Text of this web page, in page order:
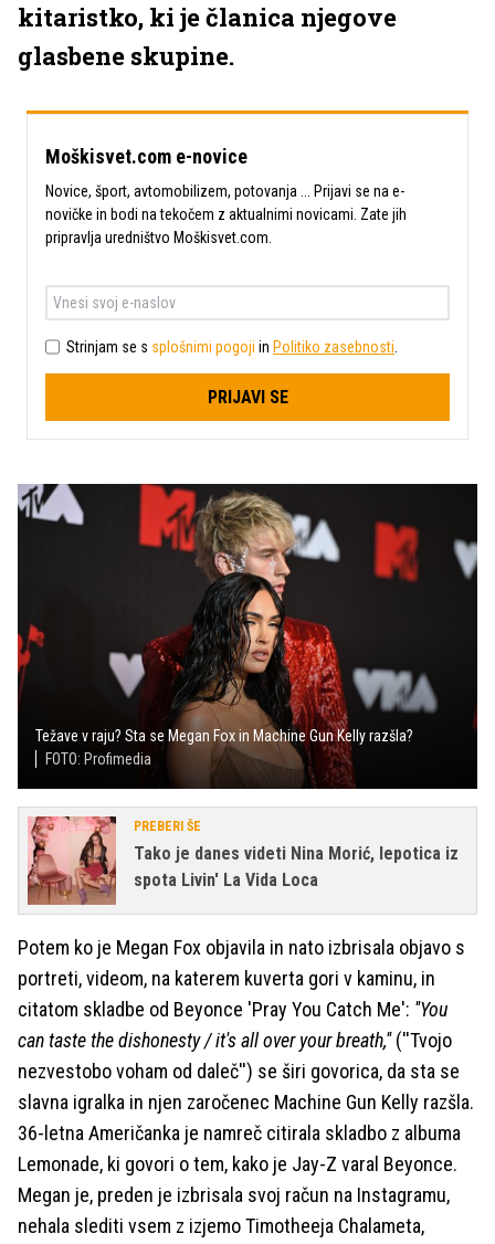
kitaristko, ki je članica njegove
glasbene skupine.
Moškisvet.com e-novice
Novice, šport, avtomobilizem, potovanja ... Prijavi se na e-
novičke in bodi na tekočem z aktualnimi novicami. Zate jih
pripravlja uredništvo Moškisvet.com.
Strinjam se s splošnimi pogoji in Politiko zasebnosti
PRIJAVI SE
Težave v raju? Sta se Megan Fox in Machine Gun Kelly razšla?
FOTO: Profimedia
PREBERI ŠE
Tako je danes videti Nina Morić, lepotica iz
spota Livin' La Vida Loca
Potem ko je Megan Fox objavila in nato izbrisala objavo s
portreti, videom, na katerem kuverta gori v kaminu, in
citatom skladbe od Beyonce 'Pray You Catch Me': ''You
can taste the dishonesty / it's all over your breath,''(''Tvojo
nezvestobo voham od daleč'') se širi govorica, da sta se
slavna igralka in njen zaročenec Machine Gun Kelly razšla.
36-letna Američanka je namreč citirala skladbo z albuma
Lemonade, ki govori o tem, kako je Jay-Z varal Beyonce.
Megan je, preden je izbrisala svoj račun na Instagramu,
nehala slediti vsem z izjemo Timotheeja Chalameta,